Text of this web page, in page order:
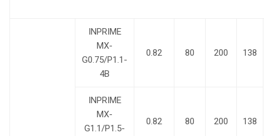
INPRIME
MX-
G0.75/P1.1-
4B
0.82 80 200 138
INPRIME
MX-
G1.1/P1.5-
0.82 80 200 138